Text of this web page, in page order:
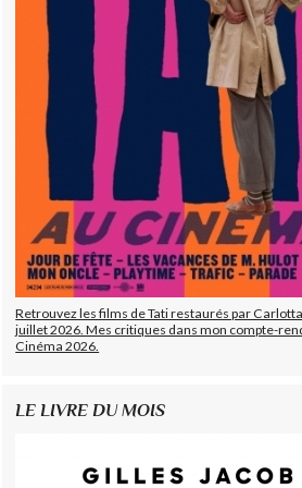
Retrouvez les films de Tati restaurés par
juillet 2026. Mes critiques dans mon compte-
Cinéma 2026.
LE LIVRE DU MOIS